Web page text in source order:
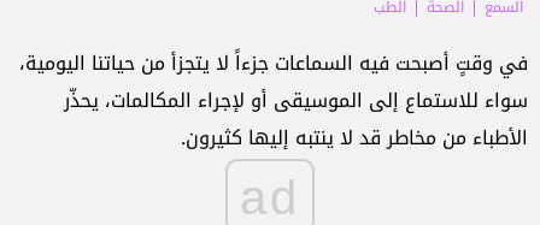
السمع الصحة الطب
في وقتٍ أصبحت فيه السماعات جزءاً لا يتجزأ من حياتنا اليومية،
سواء للاستماع إلى الموسيقى أو لإجراء المكالمات، يحذّر
الأطباء من مخاطر قد لا ينتبه إليها كثيرون.
ad